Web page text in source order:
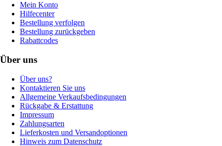
Mein Konto
Hilfecenter
Bestellung verfolgen
Bestellung zurückgeben
Rabattcodes
Über uns
Über uns?
Kontaktieren Sie uns
Allgemeine Verkaufsbedingungen
Rückgabe & Erstattung
Impressum
Zahlungsarten
Lieferkosten und Versandoptionen
Hinweis zum Datenschutz